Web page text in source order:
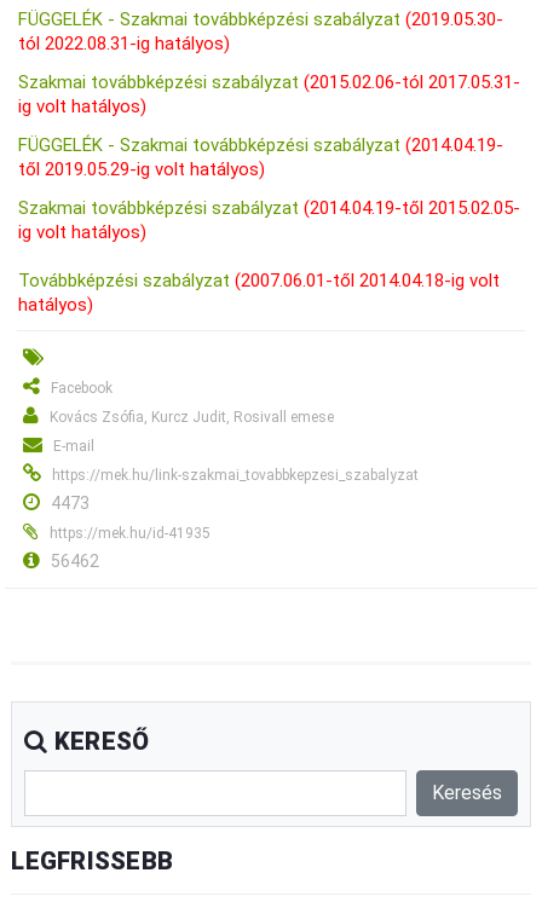
FÜGGELÉK - Szakmai továbbképzési szabályzat (2019.05.30-
tól 2022.08.31-ig hatályos)
Szakmai továbbképzési szabályzat (2015.02.06-tól 2017.05.31-
ig volt hatályos)
FÜGGELÉK - Szakmai továbbképzési szabályzat (2014.04.19-
től 2019.05.29-ig volt hatályos)
Szakmai továbbképzési szabályzat (2014.04.19-től 2015.02.05-
ig volt hatályos)
Továbbképzési szabályzat (2007.06.01-től 2014.04.18-ig volt
hatályos)
Facebook
Kovács Zsófia, Kurcz Judit, Rosivall emese
E-mail
https://mek.hu/link-szakmai_tovabbkepzesi_szabalyzat
4473
https://mek.hu/id-41935
56462
KERESŐ
LEGFRISSEBB